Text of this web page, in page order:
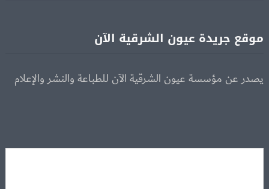
موقع جريدة عيون الشرقية الآن
يصدر عن مؤسسة عيون الشرقية الآن للطباعة والنشر والإعلام